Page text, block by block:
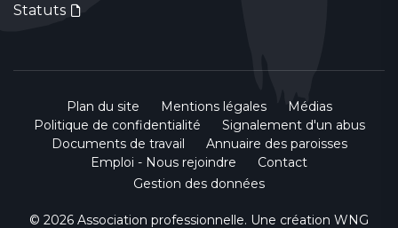
Statuts
Plan du site Mentions légales
Médias
Politique de confidentialité
Signalement d'un abus
Documents de travail
Annuaire des paroisses
Emploi - Nous rejoindre
Contact
Gestion des données
© 2026 Association professionnelle. Une création WNG